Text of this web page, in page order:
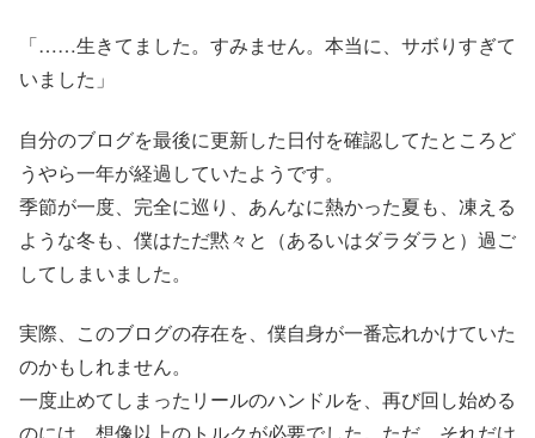
「……生きてました。すみません。本当に、サボりすぎて
いました」
自分のブログを最後に更新した日付を確認してたところど
うやら一年が経過していたようです。
季節が一度、完全に巡り、あんなに熱かった夏も、凍える
ような冬も、僕はただ黙々と（あるいはダラダラと）過ご
してしまいました。
実際、このブログの存在を、僕自身が一番忘れかけていた
のかもしれません。
一度止めてしまったリールのハンドルを、再び回し始める